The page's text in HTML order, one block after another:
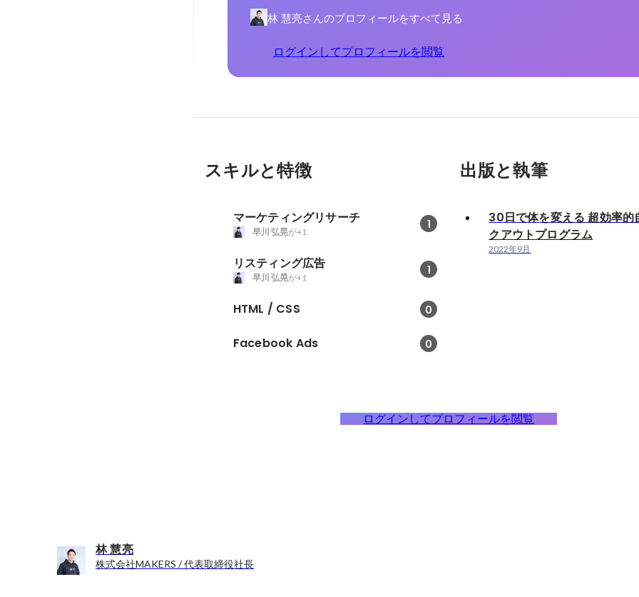
林 慧亮さんのプロフィールをすべて見る
ログインしてプロフィールを閲覧
スキルと特徴
マーケティングリサーチ 1
早川 弘晃が+1
リスティング広告 1
早川 弘晃が+1
HTML / CSS 0
Facebook Ads 0
出版と執筆
30日で体を変える 超効率的
クアウトプログラム
2022年9月
ログインしてプロフィールを閲覧
林 慧亮
株式会社MAKERS / 代表取締役社長